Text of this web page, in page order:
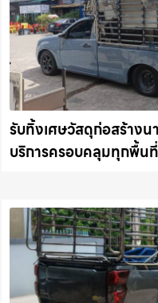
รับทิ้งเศษวัสดุก่อสร้างน
บริการครอบคลุมทุกพื้นที่